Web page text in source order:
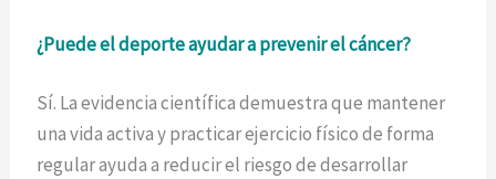
¿Puede el deporte ayudar a prevenir el cáncer?
Sí. La evidencia científica demuestra que mantener
una vida activa y practicar ejercicio físico de forma
regular ayuda a reducir el riesgo de desarrollar